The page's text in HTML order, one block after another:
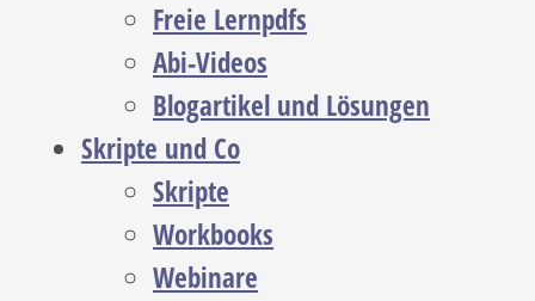
Freie Lernpdfs
Abi-Videos
Blogartikel und Lösungen
Skripte und Co
Skripte
Workbooks
Webinare